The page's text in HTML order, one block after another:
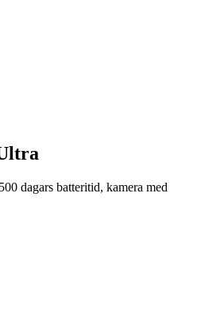
dagars batteritid, kamera med